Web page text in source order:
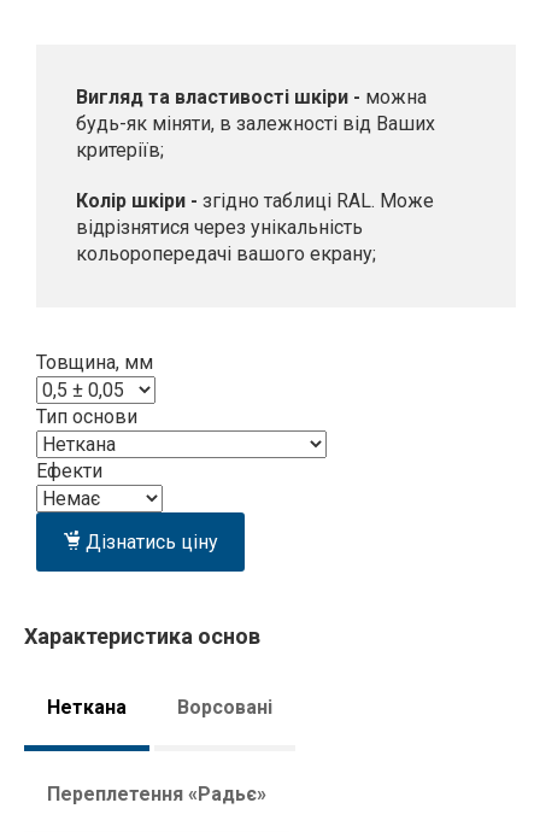
Вигляд та властивості шкіри - можна
будь-як міняти, в залежності від Ваших
критеріїв;
Колір шкіри - згідно таблиці RAL. Може
відрізнятися через унікальність
кольоропередачі вашого екрану;
Товщина, мм
Тип основи
Ефекти
Дізнатись ціну
Характеристика основ
Неткана Ворсовані
Переплетення «Радьє»